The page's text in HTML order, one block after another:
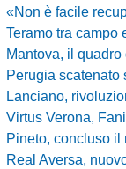
«Non è facile recuperare tre
Teramo tra campo e
Mantova, il quadro della
Perugia scatenato sul
Lanciano, rivoluzione
Virtus Verona, Fanini
Pineto, concluso il ritiro
Real Aversa, nuovo